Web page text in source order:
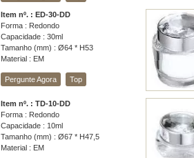
Item nº. : ED-30-DD
Forma : Redondo
Capacidade : 30ml
Tamanho (mm) : Ø64 * H53
Material : EM
Pergunte Agora Top
Item nº. : TD-10-DD
Forma : Redondo
Capacidade : 10ml
Tamanho (mm) : Ø67 * H47,5
Material : EM